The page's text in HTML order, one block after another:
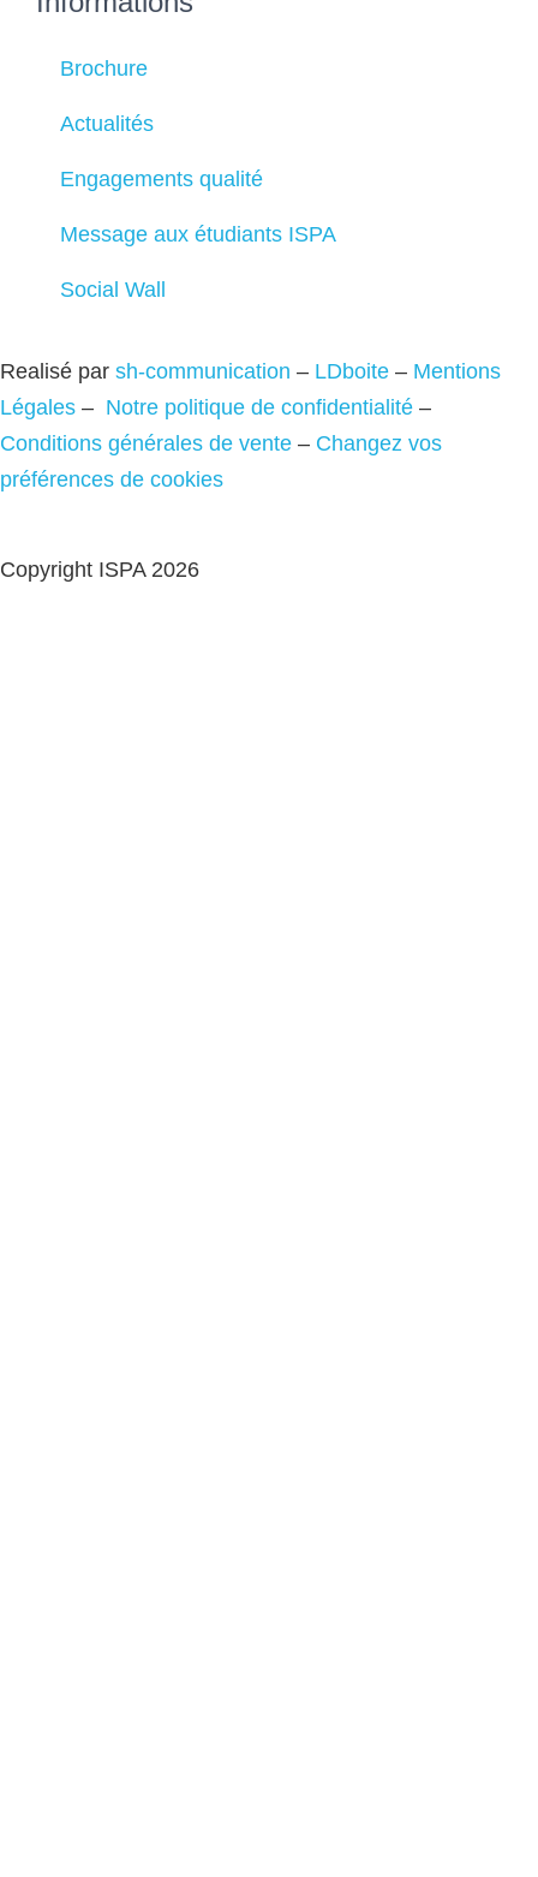
Brochure
Actualités
Engagements qualité
Message aux étudiants ISPA
Social Wall
Realisé par sh-communication – LDboite – Mentions
Légales – Notre politique de confidentialité –
Conditions générales de vente – Changez vos
préférences de cookies
Copyright ISPA 2026